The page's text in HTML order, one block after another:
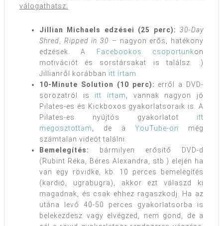
válogathatsz:
Jillian Michaels edzései (25 perc): 30-Day
Shred, Ripped in 30 – nagyon erős, hatékony
edzések. A
Facebookos csoportunkon
motivációt és sorstársakat is találsz. :)
Jillianről korábban itt írtam.
10-Minute Solution (10 perc): erről a DVD-
sorozatról is itt írtam, vannak nagyon jó
Pilates-es és Kickboxos gyakorlatsoraik is. A
Pilates-es nyújtós gyakorlatot itt
megosztottam, de aYouTube-on
még
számtalan videót találni.
Bemelegítés:
bármilyen erősítő DVD-d
(Rubint Réka, Béres Alexandra, stb.) elején ha
van egy rövidke, kb. 10 perces bemelegítés
(kardió, ugrabugra), akkor ezt válaszd ki
magadnak, és csak ehhez ragaszkodj. Ha az
utána levő 40-50 perces gyakorlatsorba is
belekezdesz vagy elvégzed, nem gond, de a